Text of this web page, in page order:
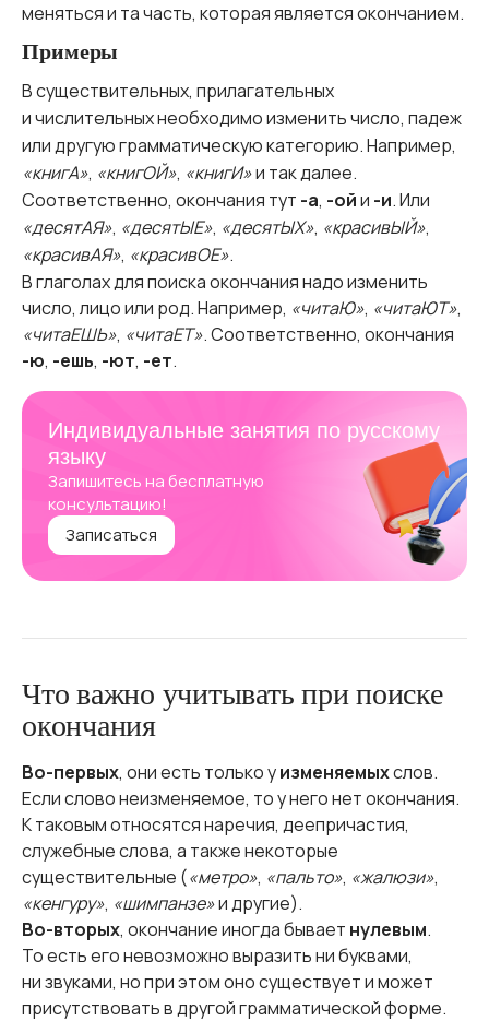
меняться и та часть, которая является окончанием.
Примеры
В существительных, прилагательных
и числительных необходимо изменить число, падеж
или другую грамматическую категорию. Например,
«книгА», «книгОЙ», «книгИ»и так далее.
Соответственно, окончания тут -а, -ойи -и. Или
«десятАЯ», «десятЫЕ», «десятЫХ», «красивЫЙ»,
«красивАЯ», «красивОЕ».
В глаголах для поиска окончания надо изменить
число, лицо или род. Например, «читаЮ», «читаЮТ»,
«читаЕШЬ», «читаЕТ». Соответственно, окончания
-ю, -ешь, -ют, -ет.
Индивидуальные занятия по русскому
языку
Запишитесь на бесплатную
консультацию!
Записаться
Что важно учитывать при поиске
окончания
Во-первых, они есть только уизменяемыхслов.
Если слово неизменяемое, то у него нет окончания.
К таковым относятся наречия, деепричастия,
служебные слова, а также некоторые
существительные («метро», «пальто», «жалюзи»,
«кенгуру», «шимпанзе»и другие).
Во-вторых, окончание иногда бывает нулевым.
То есть его невозможно выразить ни буквами,
ни звуками, но при этом оно существует и может
присутствовать в другой грамматической форме.